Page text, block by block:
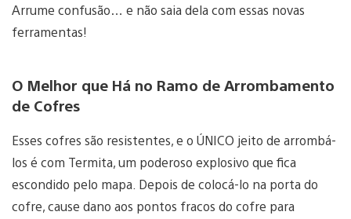
Arrume confusão… e não saia dela com essas novas
ferramentas!
O Melhor que Há no Ramo de Arrombamento
de Cofres
Esses cofres são resistentes, e o ÚNICO jeito de arrombá-
los é com Termita, um poderoso explosivo que fica
escondido pelo mapa. Depois de colocá-lo na porta do
cofre, cause dano aos pontos fracos do cofre para